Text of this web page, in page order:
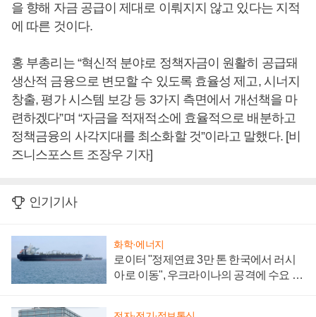
을 향해 자금 공급이 제대로 이뤄지지 않고 있다는 지적
에 따른 것이다.
홍 부총리는 “혁신적 분야로 정책자금이 원활히 공급돼
생산적 금융으로 변모할 수 있도록 효율성 제고, 시너지
창출, 평가 시스템 보강 등 3가지 측면에서 개선책을 마
련하겠다”며 “자금을 적재적소에 효율적으로 배분하고
정책금융의 사각지대를 최소화할 것”이라고 말했다. [비
즈니스포스트 조장우 기자]
인기기사
화학·에너지
로이터 "정제연료 3만 톤 한국에서 러시
아로 이동", 우크라이나의 공격에 수요 늘